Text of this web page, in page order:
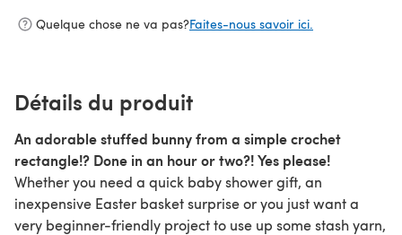
Quelque chose ne va pas?Faites-nous savoir ici.
Détails du produit
An adorable stuffed bunny from a simple crochet
rectangle!? Done in an hour or two?! Yes please!
Whether you need a quick baby shower gift, an
inexpensive Easter basket surprise or you just want a
very beginner-friendly project to use up some stash yarn,